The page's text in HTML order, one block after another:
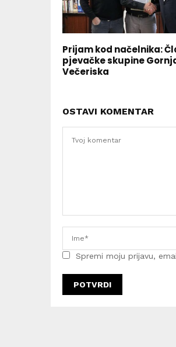
Prijam kod načelnika:
pjevačke skupine
Večeriska
OSTAVI KOMENTAR
Spremi moju prijavu,